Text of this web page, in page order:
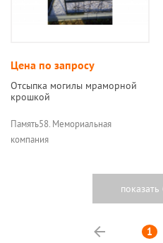
Цена по запросу
Отсыпка могилы мраморной
крошкой
Память58. Мемориальная
компания
Назад 1